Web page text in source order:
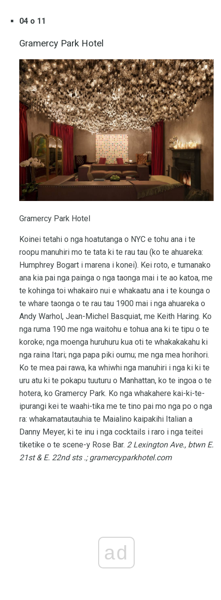
04 o 11
Gramercy Park Hotel
Gramercy Park Hotel
Koinei tetahi o nga hoatutanga o NYC e tohu ana i te
roopu manuhiri mo te tata ki te rau tau (ko te ahuareka:
Humphrey Bogart i marena i konei). Kei roto, e tumanako
ana kia pai nga painga o nga taonga mai i te ao katoa, me
te kohinga toi whakairo nui e whakaatu ana i te kounga o
te whare taonga o te rau tau 1900 mai i nga ahuareka o
Andy Warhol, Jean-Michel Basquiat, me Keith Haring. Ko
nga ruma 190 me nga waitohu e tohua ana ki te tipu o te
koroke; nga moenga huruhuru kua oti te whakakakahu ki
nga raina Itari; nga papa piki oumu; me nga mea horihori.
Ko te mea pai rawa, ka whiwhi nga manuhiri i nga ki ki te
uru atu ki te pokapu tuuturu o Manhattan, ko te ingoa o te
hotera, ko Gramercy Park. Ko nga whakahere kai-ki-te-
ipurangi kei te waahi-tika me te tino pai mo nga po o nga
ra: whakamatautauhia te Maialino kaipakihi Italian a
Danny Meyer, ki te inu i nga cocktails i raro i nga teitei
tiketike o te scene-y Rose Bar. 2 Lexington Ave., btwn E.
21st & E. 22nd sts .; gramercyparkhotel.com
ad